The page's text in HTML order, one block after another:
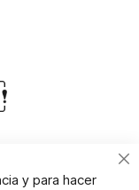
y para hacer